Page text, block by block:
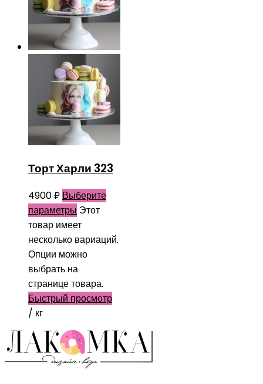
Торт Харли 323
4900₽ Выберите
параметры Этот
товар имеет
несколько вариаций.
Опции можно
выбрать на
странице товара.
Быстрый просмотр
/ кг